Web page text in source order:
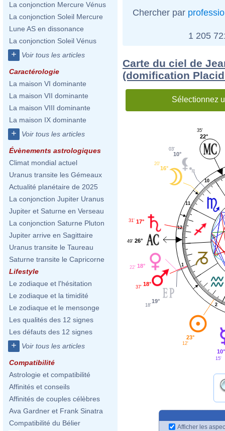
La conjonction Mercure Vénus
La conjonction Soleil Mercure
Lune AS en dissonance
La conjonction Soleil Vénus
+ Voir tous les articles
Caractérologie
La maison VI dominante
La maison VII dominante
La maison VIII dominante
La maison IX dominante
+ Voir tous les articles
Évènements astrologiques
Climat mondial actuel
Uranus transite les Gémeaux
Actualité planétaire de 2025
La conjonction Jupiter Uranus
Jupiter et Saturne en Verseau
La conjonction Saturne Pluton
Jupiter arrive en Sagittaire
Uranus transite le Taureau
Saturne transite le Capricorne
Lifestyle
Le zodiaque et l'hésitation
Le zodiaque et la timidité
Le zodiaque et le mensonge
Les qualités des 12 signes
Les défauts des 12 signes
+ Voir tous les articles
Compatibilité
Astrologie et compatibilité
Affinités et conseils
Affinités de couples célèbres
Ava Gardner et Frank Sinatra
Compatibilité du Bélier
Chercher par
1 205
Carte du ciel de
(domification
Sélectionnez
1
2
10
11
12
22°
35'
10°
03'
16°
20'
17°
31'
26°
49'
18°
22'
18°
37'
19°
18'
23°
12'
10°
15'
Afficher les